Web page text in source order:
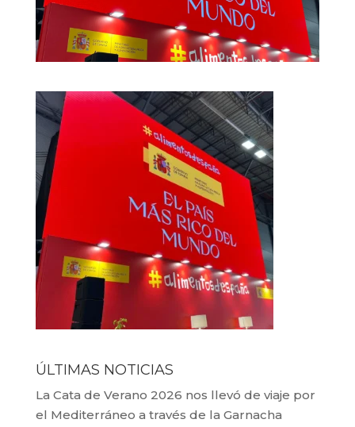
ÚLTIMAS NOTICIAS
La Cata de Verano 2026 nos llevó de viaje por
el Mediterráneo a través de la Garnacha